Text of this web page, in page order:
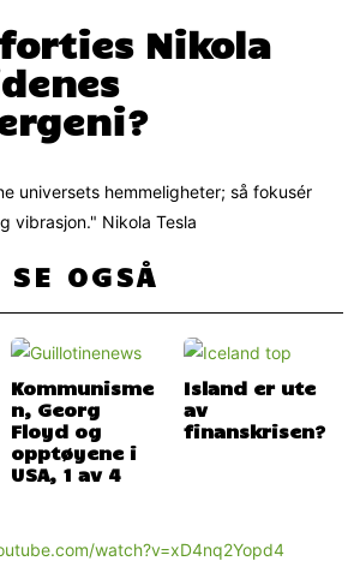
Nikola
universets hemmeligheter; så fokusér
vibrasjon." Nikola Tesla
SE OGSÅ
Kommunisme
n, Georg
Floyd og
opptøyene i
USA, 1 av 4
Island er ute
av
finanskrisen?
watch?v=xD4nq2Yopd4